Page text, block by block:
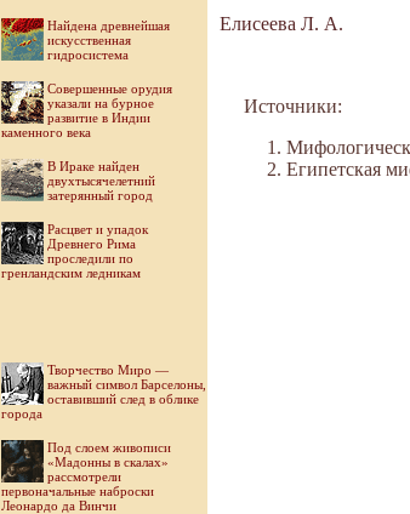
Найдена древнейшая
искусственная
гидросистема
Совершенные орудия
указали на бурное
развитие в Индии
каменного века
В Ираке найден
двухтысячелетний
затерянный город
Расцвет и упадок
Древнего Рима
проследили по
гренландским ледникам
Творчество Миро —
важный символ Барселоны,
оставивший след в облике
города
Под слоем живописи
«Мадонны в скалах»
рассмотрели
первоначальные наброски
Леонардо да Винчи
Елисеева Л. А.
Источники:
Египетская